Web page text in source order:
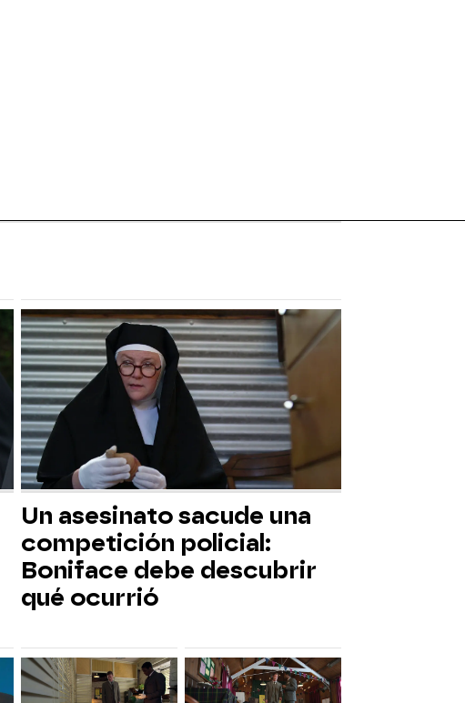
Un asesinato sacude una
competición policial:
Boniface debe descubrir
qué ocurrió